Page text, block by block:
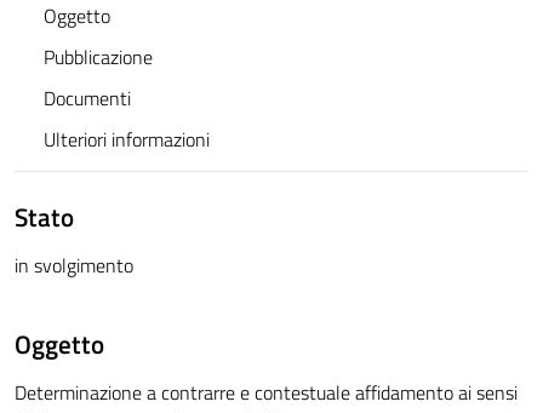
Oggetto
Pubblicazione
Documenti
Ulteriori informazioni
Stato
in svolgimento
Oggetto
Determinazione a contrarre e contestuale affidamento ai sensi